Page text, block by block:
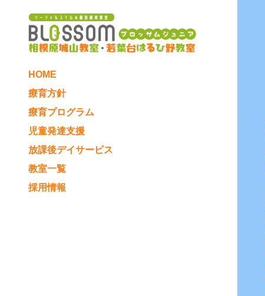
HOME
療育方針
療育プログラム
児童発達支援
放課後デイサービス
教室一覧
採用情報